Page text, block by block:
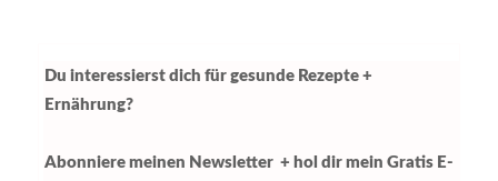
Du interessierst dich für gesunde Rezepte +
Ernährung?
Abonniere meinen Newsletter + hol dir mein Gratis E-